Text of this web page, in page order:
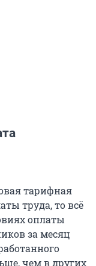
тарифная
труда, то всё
оплаты
за месяц
чем в других